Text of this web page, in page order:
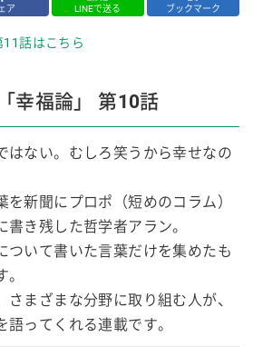
ア LINEで送る ブックマーク
11話はこちら
幸福論」 第10話
はない。むしろ笑うから幸せなの
を新聞にプロポ（短めのコラム）
書き残した哲学者アラン。
ついて書いた言葉だけを集めたも
さまざまな分野に取り組む人が、
ってくれる連載です。